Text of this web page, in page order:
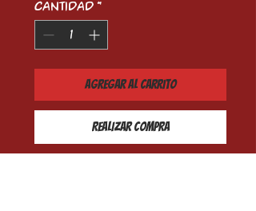
Cantidad *
Agregar al carrito
Realizar compra